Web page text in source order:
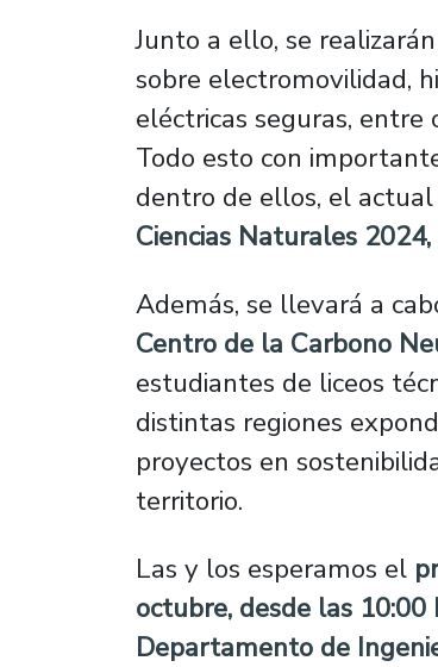
Junto a ello, se
sobre electromovilidad,
eléctricas seguras,
Todo esto con
dentro de ellos, el actual
Ciencias Naturales 2024,
Además, se llevará a
Centro de la Carbono
estudiantes de liceos
distintas regiones
proyectos en
territorio.
Las y los esperamos el
octubre, desde las 10:00
Departamento de